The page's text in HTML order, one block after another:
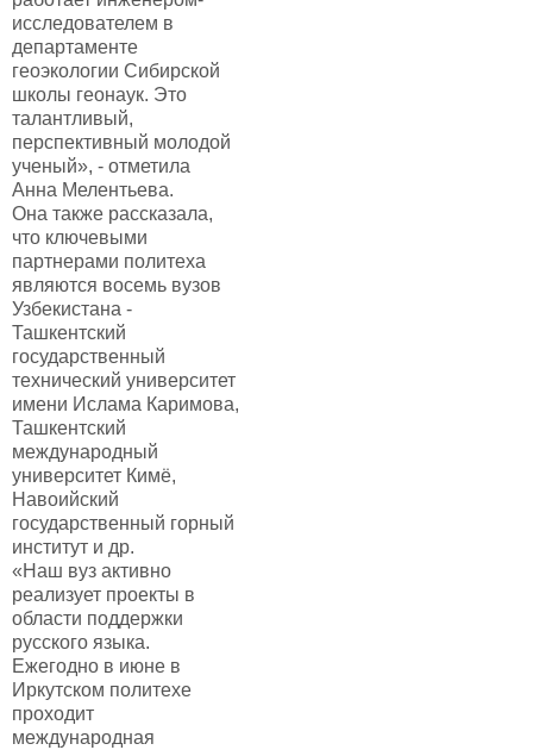
исследователем в
департаменте
геоэкологии Сибирской
школы геонаук. Это
талантливый,
перспективный молодой
ученый», - отметила
Анна Мелентьева.
Она также рассказала,
что ключевыми
партнерами политеха
являются восемь вузов
Узбекистана -
Ташкентский
государственный
технический университет
имени Ислама Каримова,
Ташкентский
международный
университет Кимё,
Навоийский
государственный горный
институт и др.
«Наш вуз активно
реализует проекты в
области поддержки
русского языка.
Ежегодно в июне в
Иркутском политехе
проходит
международная